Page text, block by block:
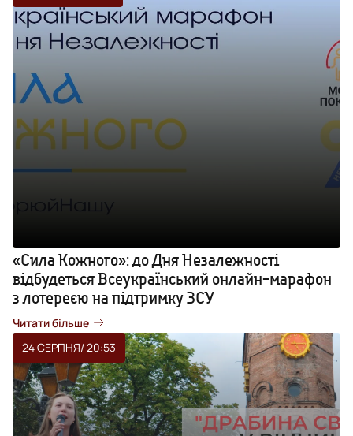
«Сила Кожного»: до Дня Незалежності
відбудеться Всеукраїнський онлайн-марафон
з лотереєю на підтримку ЗСУ
Читати більше
24 СЕРПНЯ/ 20:53